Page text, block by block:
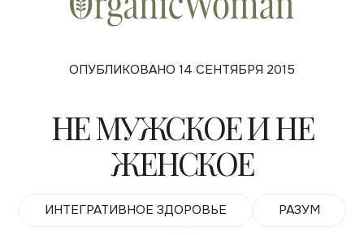
ОПУБЛИКОВАНО 14 СЕНТЯБРЯ 2015
НЕ МУЖСКОЕ И НЕ
ЖЕНСКОЕ
ИНТЕГРАТИВНОЕ ЗДОРОВЬЕ РАЗУМ